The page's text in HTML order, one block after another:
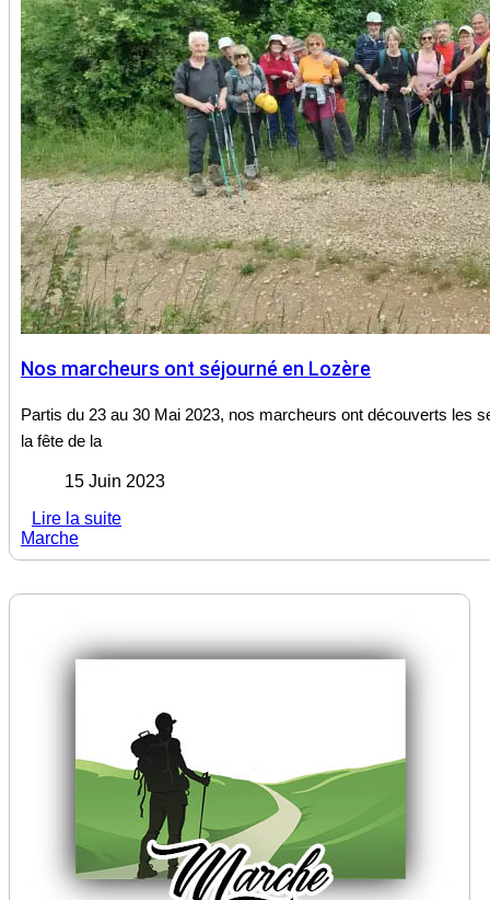
Nos marcheurs ont séjourné en Lozère
Partis du 23 au 30 Mai 2023, nos marcheurs ont découverts les
la fête de la
15 Juin 2023
Lire la suite
Marche